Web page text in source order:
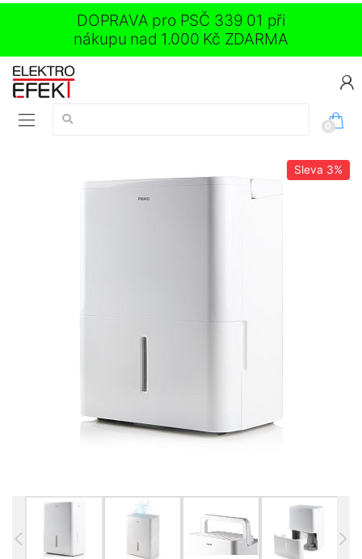
DOPRAVA pro PSČ 339 01 při
nákupu nad 1.000 Kč ZDARMA
Vyhledávání:
0
Sleva 3%